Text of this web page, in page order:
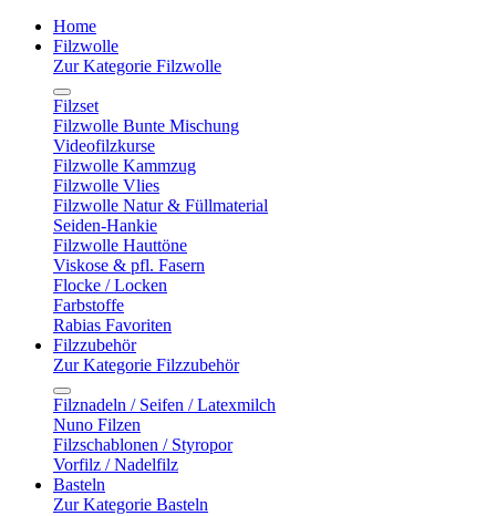
Home
Filzwolle
Zur Kategorie Filzwolle
Filzset
Filzwolle Bunte Mischung
Videofilzkurse
Filzwolle Kammzug
Filzwolle Vlies
Filzwolle Natur & Füllmaterial
Seiden-Hankie
Filzwolle Hauttöne
Viskose & pfl. Fasern
Flocke / Locken
Farbstoffe
Rabias Favoriten
Filzzubehör
Zur Kategorie Filzzubehör
Filznadeln / Seifen / Latexmilch
Nuno Filzen
Filzschablonen / Styropor
Vorfilz / Nadelfilz
Basteln
Zur Kategorie Basteln